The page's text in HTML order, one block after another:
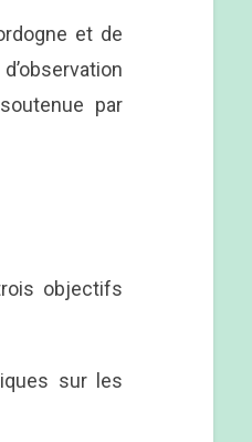
et de
par
objectifs
sur les